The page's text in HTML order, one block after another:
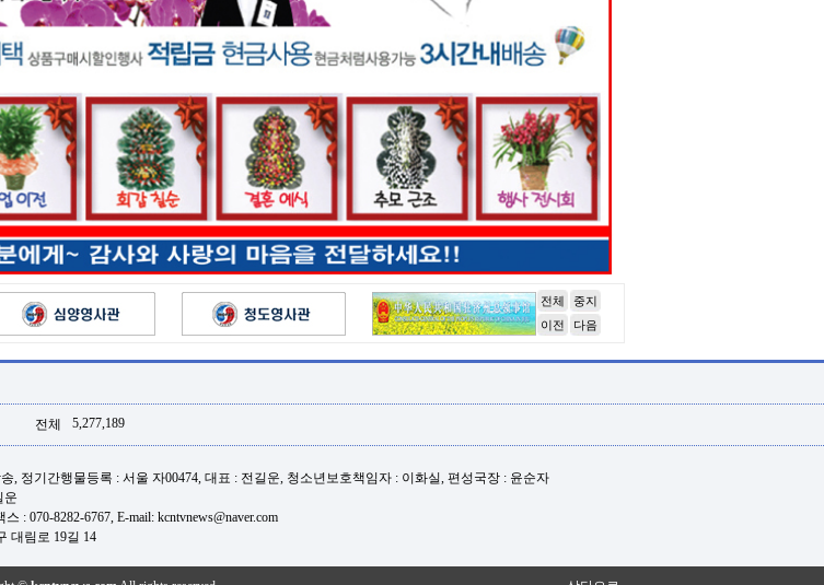
전체
중지
이전
다음
전체 5,277,189
, 정기간행물등록 : 서울 자00474, 대표 : 전길운, 청소년보호책임자 : 이화실, 편성국장 : 윤순자
운
: 070-8282-6767, E-mail: kcntvnews@naver.com
대림로 19길 14